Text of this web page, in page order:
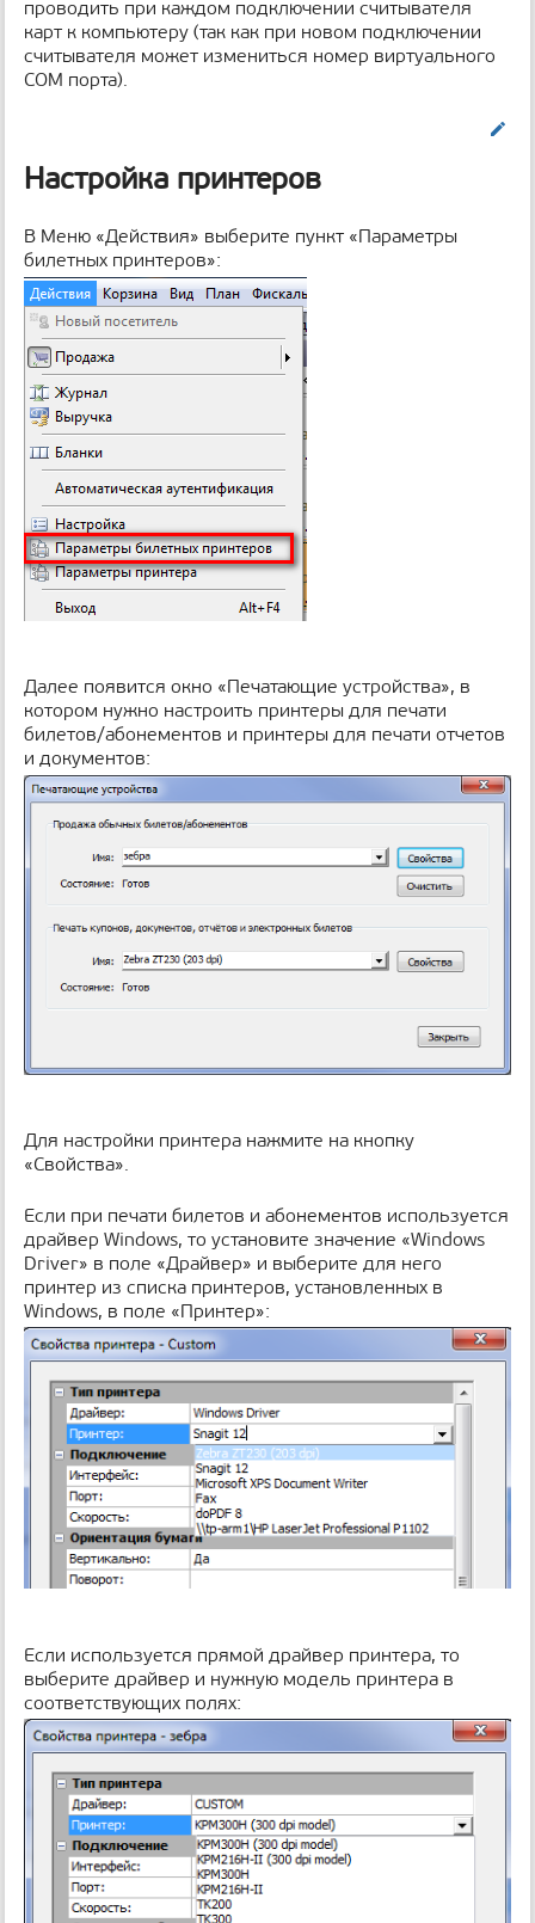
проводить при каждом подключении считывателя
карт к компьютеру (так как при новом подключении
считывателя может измениться номер виртуального
COM порта).
Настройка принтеров
В Меню «Действия» выберите пункт «Параметры
билетных принтеров»:
Далее появится окно «Печатающие устройства», в
котором нужно настроить принтеры для печати
билетов/абонементов и принтеры для печати отчетов
и документов:
Для настройки принтера нажмите на кнопку
«Свойства».
Если при печати билетов и абонементов используется
драйвер Windows, то установите значение «Windows
Driver» в поле «Драйвер» и выберите для него
принтер из списка принтеров, установленных в
Windows, в поле «Принтер»:
Если используется прямой драйвер принтера, то
выберите драйвер и нужную модель принтера в
соответствующих полях: